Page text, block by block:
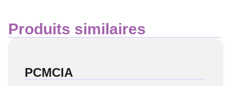
Produits similaires
PCMCIA